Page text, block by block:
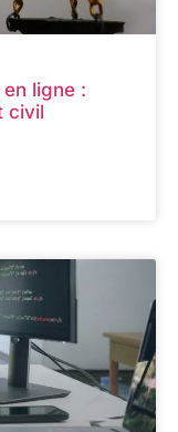
ligne :
civil